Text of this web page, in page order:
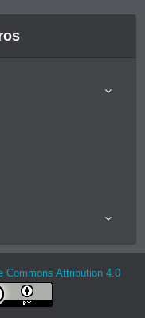
Commons Attribution 4.0